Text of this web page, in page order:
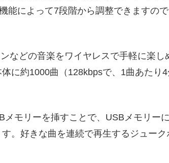
能によって7段階から調整できますの
などの音楽をワイヤレスで手軽に楽し
に約1000曲（128kbpsで、1曲あたり4
モリーを挿すことで、USBメモリー
。好きな曲を連続で再生するジュー